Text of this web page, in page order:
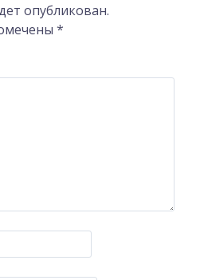
опубликован.
*